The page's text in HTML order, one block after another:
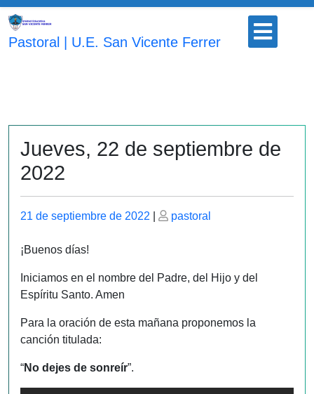
Saltar
contenido
Pastoral | U.E. San Vicente Ferrer
Botón
abrir
Jueves, 22 de septiembre de
2022
Publicado
21 de septiembre de 2022
Publicado
pastoral
¡Buenos días!
Iniciamos en el nombre del Padre, del Hijo y del
Espíritu Santo. Amen
Para la oración de esta mañana proponemos la
canción titulada:
“No dejes de sonreír”.